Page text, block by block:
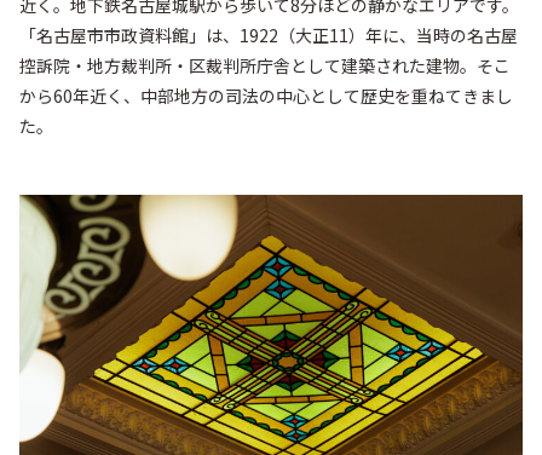
「名古屋市市政資料館」は、1922（大正11）年に、当時の名古屋
控訴院・地方裁判所・区裁判所庁舎として建築された建物。そこ
から60年近く、中部地方の司法の中心として歴史を重ねてきまし
た。